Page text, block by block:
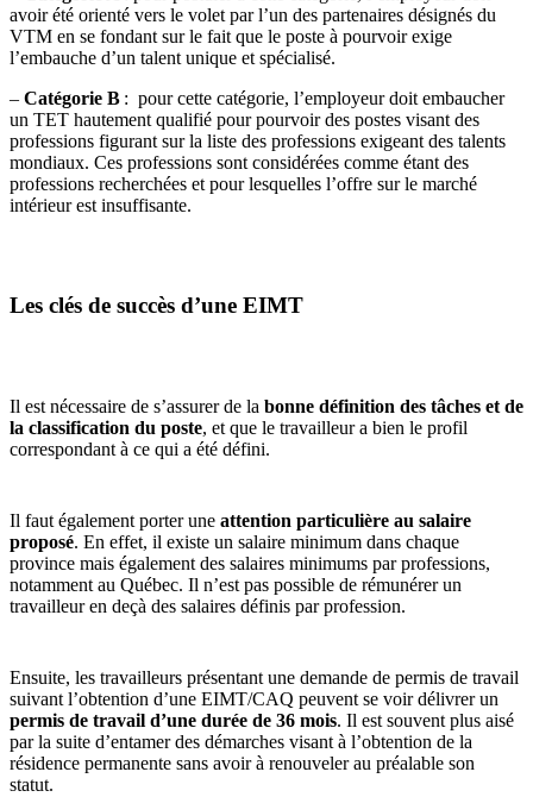
avoir été orienté vers le volet par l’un des partenaires désignés du
VTM en se fondant sur le fait que le poste à pourvoir exige
l’embauche d’un talent unique et spécialisé.
– Catégorie B : pour cette catégorie, l’employeur doit embaucher
un TET hautement qualifié pour pourvoir des postes visant des
professions figurant sur la liste des professions exigeant des talents
mondiaux. Ces professions sont considérées comme étant des
professions recherchées et pour lesquelles l’offre sur le marché
intérieur est insuffisante.
Les clés de succès d’une EIMT
Il est nécessaire de s’assurer de la bonne définition des tâches et de
la classification du poste, et que le travailleur a bien le profil
correspondant à ce qui a été défini.
Il faut également porter une attention particulière au salaire
proposé. En effet, il existe un salaire minimum dans chaque
province mais également des salaires minimums par professions,
notamment au Québec. Il n’est pas possible de rémunérer un
travailleur en deçà des salaires définis par profession.
Ensuite, les travailleurs présentant une demande de permis de travail
suivant l’obtention d’une EIMT/CAQ peuvent se voir délivrer un
permis de travail d’une durée de 36 mois. Il est souvent plus aisé
par la suite d’entamer des démarches visant à l’obtention de la
résidence permanente sans avoir à renouveler au préalable son
statut.